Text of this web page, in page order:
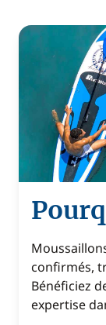
confirmés,
Bénéficiez
expertise